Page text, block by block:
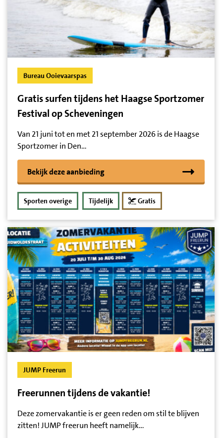
Bureau Ooievaarspas
Gratis surfen tijdens het Haagse Sportzomer
Festival op Scheveningen
Van 21 juni tot en met 21 september 2026 is de Haagse
Sportzomer in Den…
Bekijk deze aanbieding
Sporten overige Tijdelijk Gratis
JUMP Freerun
Freerunnen tijdens de vakantie!
Deze zomervakantie is er geen reden om stil te blijven
zitten! JUMP freerun heeft namelijk…